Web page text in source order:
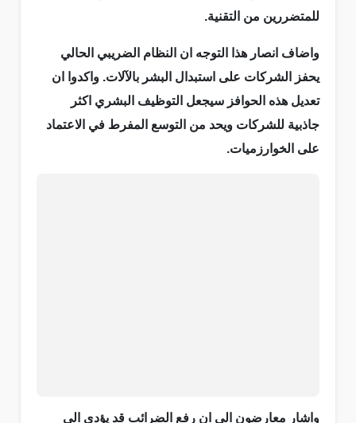
للمتضررين من التقنية.
واضاف انصار هذا التوجه ان النظام الضريبي الحالي
يحفز الشركات على استبدال البشر بالآلات. واكدوا ان
تعديل هذه الحوافز سيجعل التوظيف البشري اكثر
جاذبية للشركات ويحد من التوسع المفرط في الاعتماد
على الخوارزميات.
واشار معارضون الى ان رفع الضرائب قد يؤدي الى